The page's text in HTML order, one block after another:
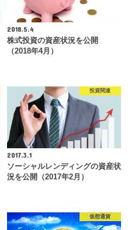
2018.5.4
株式投資の資産状況を公開
（2018年4月）
投資関連
2017.3.1
ソーシャルレンディングの資産状
況を公開（2017年2月）
仮想通貨